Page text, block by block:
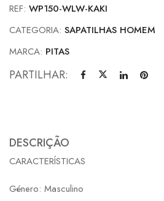
REF: WP150-WLW-KAKI
CATEGORIA: SAPATILHAS HOMEM
MARCA: PITAS
PARTILHAR:
DESCRIÇÃO
CARACTERÍSTICAS
Género: Masculino